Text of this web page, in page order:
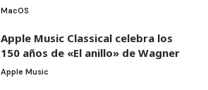
MacOS
Apple Music Classical celebra los
150 años de «El anillo» de Wagner
Apple Music